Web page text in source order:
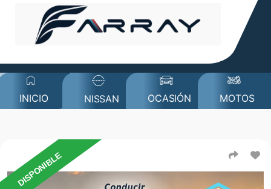
INICIO NISSAN OCASIÓN MOTOS
DISPONIBLE